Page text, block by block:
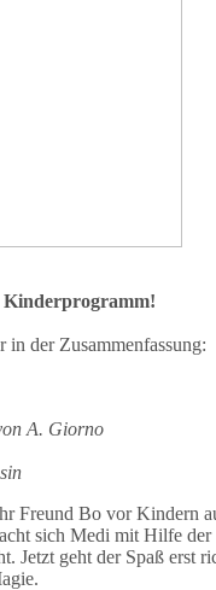
Kinderprogramm!
der Zusammenfassung:
A. Giorno
Freund Bo vor Kindern
sich Medi mit Hilfe
Jetzt geht der Spaß